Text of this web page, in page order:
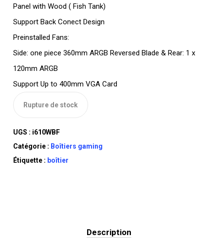
Panel with Wood ( Fish Tank)
Support Back Conect Design
Preinstalled Fans:
Side: one piece 360mm ARGB Reversed Blade & Rear: 1 x
120mm ARGB
Support Up to 400mm VGA Card
Rupture de stock
UGS : i610WBF
Catégorie : Boîtiers gaming
Étiquette : boîtier
Description